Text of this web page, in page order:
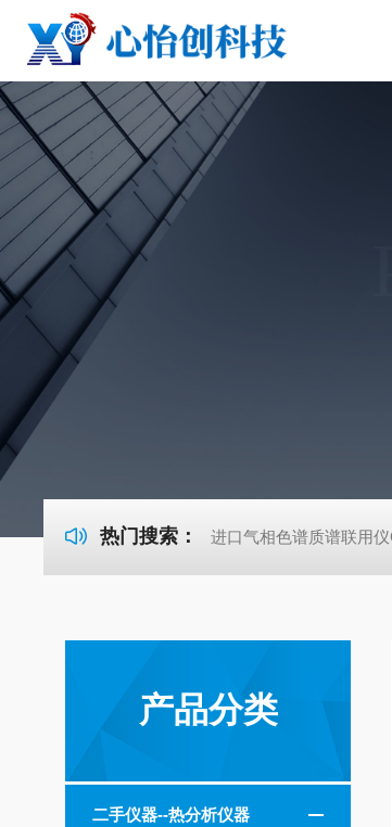
热门搜索： 进口气相色谱质谱联用
产品分类
二手仪器--热分析仪器